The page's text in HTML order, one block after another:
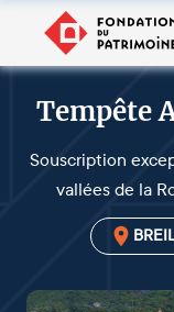
Tempête
Souscription
vallées de la